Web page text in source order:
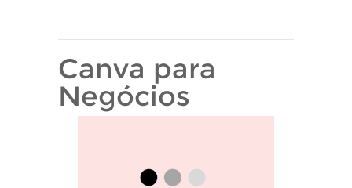
Canva para
Negócios